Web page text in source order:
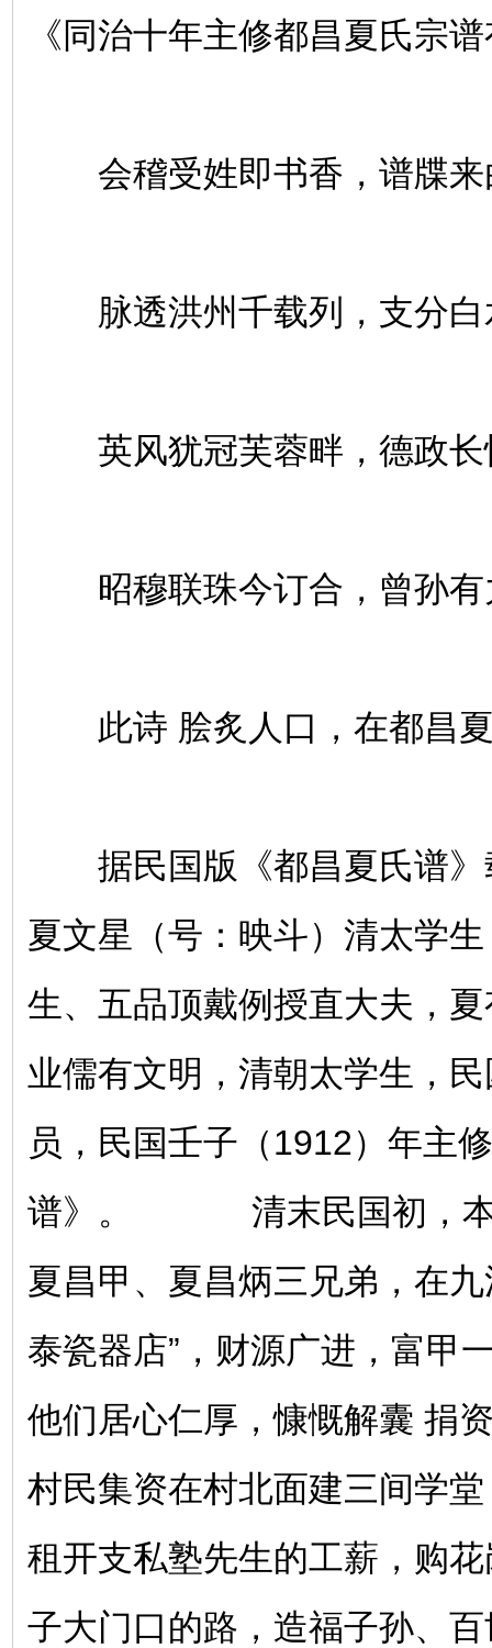
《同治十年主修都昌夏氏宗
会稽受姓即书香，谱牒来
脉透洪州千载列，支分白
英风犹冠芙蓉畔，德政长
昭穆联珠今订合，曾孙有
此诗 脍炙人口，在都昌夏
据民国版《都昌夏氏谱》
夏文星（号：映斗）清太学
生、五品顶戴例授直大夫，
业儒有文明，清朝太学生，
员，民国壬子（1912）年主
谱》。 清末民国初，本
夏昌甲、夏昌炳三兄弟，在
泰瓷器店”，财源广进，富甲
他们居心仁厚，慷慨解囊 捐
村民集资在村北面建三间学
租开支私塾先生的工薪，购
子大门口的路，造福子孙、